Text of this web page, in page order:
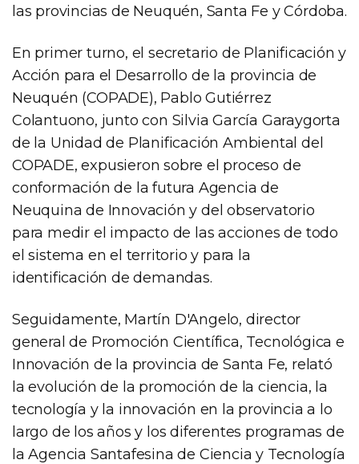
las provincias de Neuquén, Santa Fe y Córdoba.
En primer turno, el secretario de Planificación y
Acción para el Desarrollo de la provincia de
Neuquén (COPADE), Pablo Gutiérrez
Colantuono, junto con Silvia García Garaygorta
de la Unidad de Planificación Ambiental del
COPADE, expusieron sobre el proceso de
conformación de la futura Agencia de
Neuquina de Innovación y del observatorio
para medir el impacto de las acciones de todo
el sistema en el territorio y para la
identificación de demandas.
Seguidamente, Martín D'Angelo, director
general de Promoción Científica, Tecnológica e
Innovación de la provincia de Santa Fe, relató
la evolución de la promoción de la ciencia, la
tecnología y la innovación en la provincia a lo
largo de los años y los diferentes programas de
la Agencia Santafesina de Ciencia y Tecnología